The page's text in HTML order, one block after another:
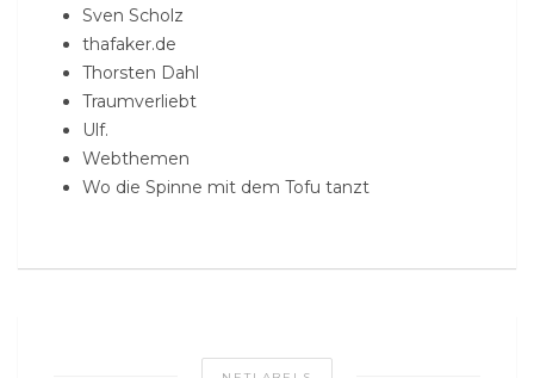
Sven Scholz
thafaker.de
Thorsten Dahl
Traumverliebt
Ulf.
Webthemen
Wo die Spinne mit dem Tofu tanzt